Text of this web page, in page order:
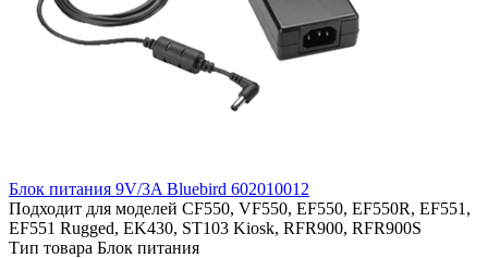
Блок питания 9V/3A Bluebird 602010012
Подходит для моделей CF550, VF550, EF550, EF550R, EF551,
EF551 Rugged, EK430, ST103 Kiosk, RFR900, RFR900S
Тип товара Блок питания